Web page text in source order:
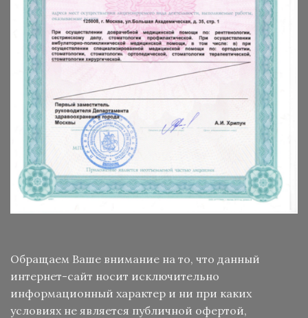
Обращаем Ваше внимание на то, что данный
интернет-сайт носит исключительно
информационный характер и ни при каких
условиях не является публичной офертой,